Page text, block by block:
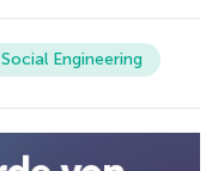
Social Engineering